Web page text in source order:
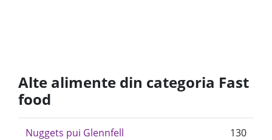
Alte alimente din categoria Fast
food
Nuggets pui Glennfell
130